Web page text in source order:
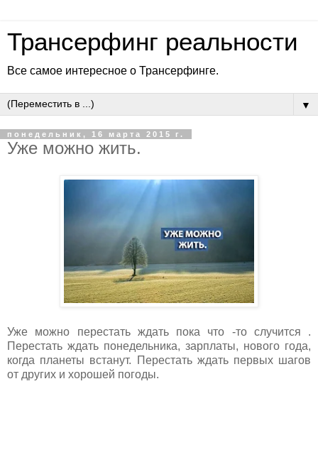
Трансерфинг реальности
Все самое интересное о Трансерфинге.
▼
понедельник, 16 марта 2015 г.
Уже можно жить.
Уже можно перестать ждать пока что -то случится .
Перестать ждать понедельника, зарплаты, нового года,
когда планеты встанут. Перестать ждать первых шагов
от других и хорошей погоды.